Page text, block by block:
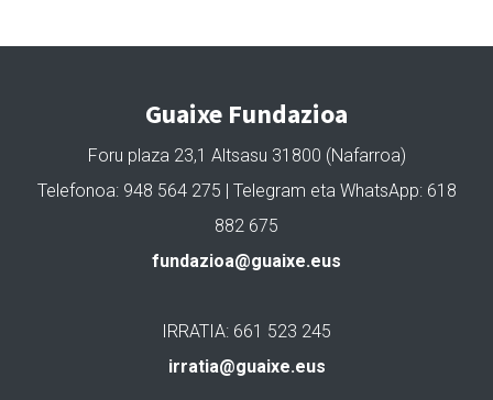
Guaixe Fundazioa
Foru plaza 23,1 Altsasu 31800 (Nafarroa)
Telefonoa: 948 564 275 | Telegram eta WhatsApp: 618
882 675
fundazioa@guaixe.eus
IRRATIA: 661 523 245
irratia@guaixe.eus